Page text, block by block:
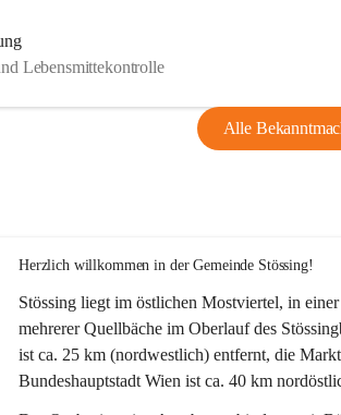
Lebensmittekontrolle
Alle
Herzlich willkommen in der Gemeinde Stössing!
Stössing liegt im östlichen Mostviertel, in
mehrerer Quellbäche im Oberlauf des
ist ca. 25 km (nordwestlich) entfernt, die
Bundeshauptstadt Wien ist ca. 40 km